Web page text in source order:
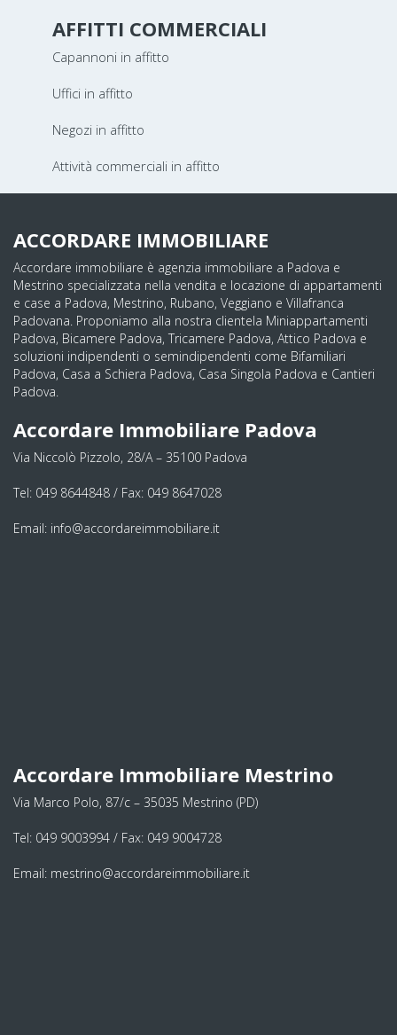
AFFITTI COMMERCIALI
Capannoni in affitto
Uffici in affitto
Negozi in affitto
Attività commerciali in affitto
ACCORDARE IMMOBILIARE
Accordare immobiliare è agenzia immobiliare a Padova e
Mestrino specializzata nella vendita e locazione di appartamenti
e case a Padova, Mestrino, Rubano, Veggiano e Villafranca
Padovana. Proponiamo alla nostra clientela Miniappartamenti
Padova, Bicamere Padova, Tricamere Padova, Attico Padova e
soluzioni indipendenti o semindipendenti come Bifamiliari
Padova, Casa a Schiera Padova, Casa Singola Padova e Cantieri
Padova.
Accordare Immobiliare Padova
Via Niccolò Pizzolo, 28/A – 35100 Padova
Tel: 049 8644848 / Fax: 049 8647028
Email: info@accordareimmobiliare.it
Accordare Immobiliare Mestrino
Via Marco Polo, 87/c – 35035 Mestrino (PD)
Tel: 049 9003994 / Fax: 049 9004728
Email: mestrino@accordareimmobiliare.it